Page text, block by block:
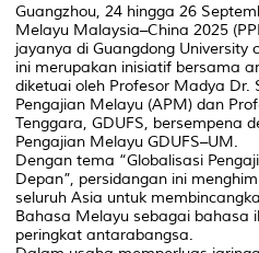
Guangzhou, 24 hingga 26
Melayu Malaysia–China 2025
jayanya di Guangdong University
ini merupakan inisiatif bersama
diketuai oleh Profesor Madya
Pengajian Melayu (APM) dan
Tenggara, GDUFS, bersempena
Pengajian Melayu GDUFS–UM.
Dengan tema “Globalisasi
Depan”, persidangan ini
seluruh Asia untuk
Bahasa Melayu sebagai bahasa
peringkat antarabangsa.